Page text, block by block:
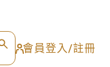
會員登入/註冊